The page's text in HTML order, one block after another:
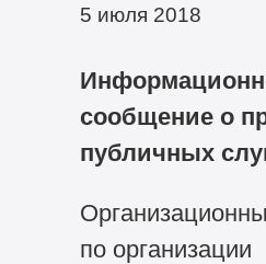
5 июля 2018
сообщение о
публичных
по организации